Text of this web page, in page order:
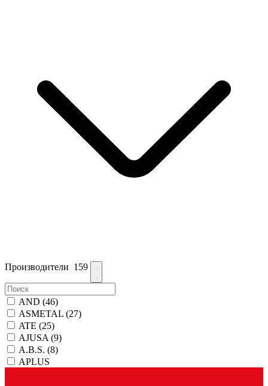
Производители 159
AND (46)
ASMETAL (27)
ATE (25)
AJUSA (9)
A.B.S. (8)
APLUS